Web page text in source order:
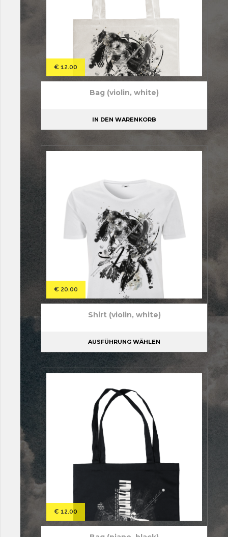
€ 12.00
Bag (violin, white)
IN DEN WARENKORB
€ 20.00
Shirt (violin, white)
AUSFÜHRUNG WÄHLEN
€ 12.00